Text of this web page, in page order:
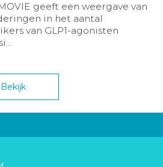
geeft een weergave van
in het aantal
van GLP1-agonisten
Bekijk